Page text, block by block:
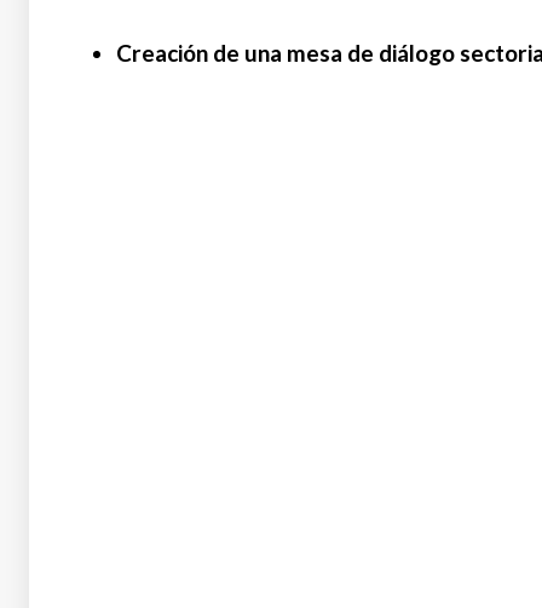
Creación de una mesa de diálogo